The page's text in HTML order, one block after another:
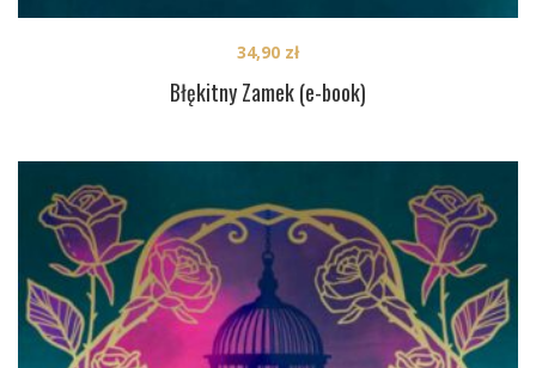
Błękitny Zamek (e-book)
34,90 zł